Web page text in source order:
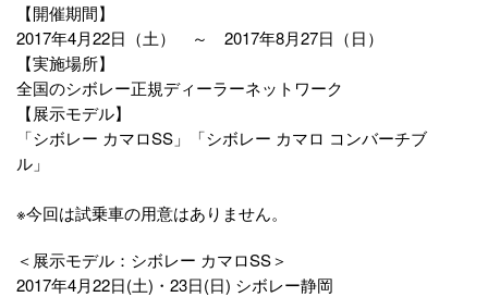
【開催期間】
2017年4月22日（土） ～ 2017年8月27日（日）
【実施場所】
全国のシボレー正規ディーラーネットワーク
【展示モデル】
「シボレー カマロSS」「シボレー カマロ コンバーチブ
ル」
※今回は試乗車の用意はありません。
＜展示モデル：シボレー カマロSS＞
2017年4月22日(土)・23日(日) シボレー静岡